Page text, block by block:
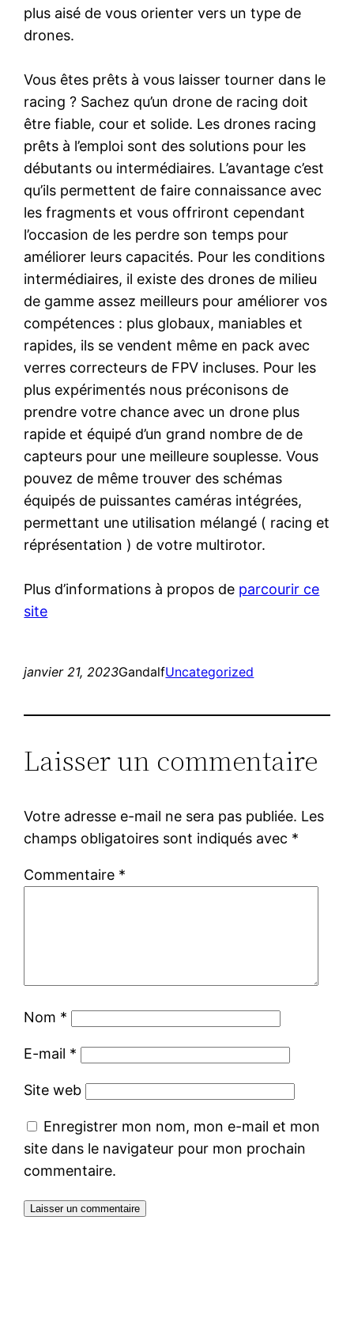
plus aisé de vous orienter vers un type de
drones.
Vous êtes prêts à vous laisser tourner dans le
racing ? Sachez qu’un drone de racing doit
être fiable, cour et solide. Les drones racing
prêts à l’emploi sont des solutions pour les
débutants ou intermédiaires. L’avantage c’est
qu’ils permettent de faire connaissance avec
les fragments et vous offriront cependant
l’occasion de les perdre son temps pour
améliorer leurs capacités. Pour les conditions
intermédiaires, il existe des drones de milieu
de gamme assez meilleurs pour améliorer vos
compétences : plus globaux, maniables et
rapides, ils se vendent même en pack avec
verres correcteurs de FPV incluses. Pour les
plus expérimentés nous préconisons de
prendre votre chance avec un drone plus
rapide et équipé d’un grand nombre de de
capteurs pour une meilleure souplesse. Vous
pouvez de même trouver des schémas
équipés de puissantes caméras intégrées,
permettant une utilisation mélangé ( racing et
réprésentation ) de votre multirotor.
Plus d’informations à propos de parcourir ce
site
janvier 21, 2023GandalfUncategorized
Laisser un commentaire
Votre adresse e-mail ne sera pas publiée. Les
champs obligatoires sont indiqués avec *
Commentaire *
Nom *
E-mail *
Site web
Enregistrer mon nom, mon e-mail et mon
site dans le navigateur pour mon prochain
commentaire.